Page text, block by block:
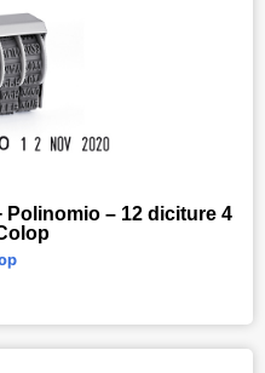
Polinomio – 12 diciture 4